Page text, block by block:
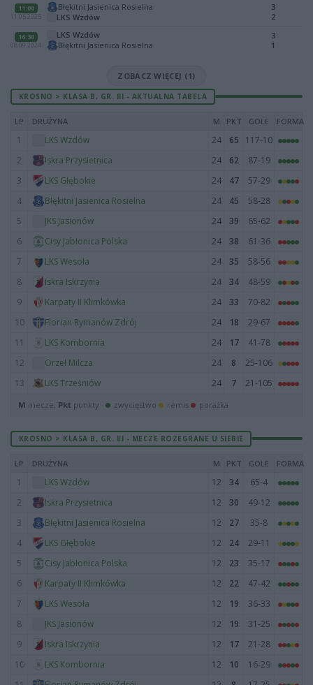
11:00
Błękitni Jasienica Rosielna
LKS Wzdów
3
2
16:30
08.09.2024
LKS Wzdów
Błękitni Jasienica Rosielna
3
1
ZOBACZ WIĘCEJ (1)
KROSNO > KLASA B, GR. III - AKTUALNA TABELA
LP DRUŻYNA M PKT GOLE FORMA
1 LKS Wzdów 24 65
117-10
2
Iskra Przysietnica 24 62
87-19
3
LKS Głębokie 24 47
57-29
4
Błękitni Jasienica Rosielna 24 45
58-28
5
JKS Jasionów 24 39
65-62
6
Cisy Jabłonica Polska 24 38
61-36
7
LKS Wesoła 24 35
58-56
8
Iskra Iskrzynia 24 34
48-59
9
Karpaty II Klimkówka 24 33
70-82
10
Florian Rymanów Zdrój 24 18
29-67
11
LKS Kombornia 24 17
41-78
12
Orzeł Milcza 24 8
25-106
13
LKS Trześniów 24 7 21-105
M mecze, Pkt punkty · zwycięstwo remis porażka
KROSNO > KLASA B, GR. III - MECZE ROZEGRANE U SIEBIE
LP DRUŻYNA M PKT GOLE FORMA
1 LKS Wzdów 12 34
65-4
2
Iskra Przysietnica 12 30
49-12
3
Błękitni Jasienica Rosielna 12 27
35-8
4
LKS Głębokie 12 24
29-11
5
Cisy Jabłonica Polska 12 23
35-17
6
Karpaty II Klimkówka 12 22
47-42
7
LKS Wesoła 12 19
36-33
8
JKS Jasionów 12 19
31-25
9
Iskra Iskrzynia 12 17
21-28
10
LKS Kombornia 12 10
16-29